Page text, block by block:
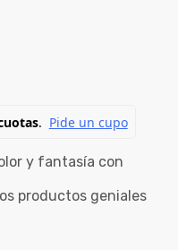
y fantasía con
productos geniales